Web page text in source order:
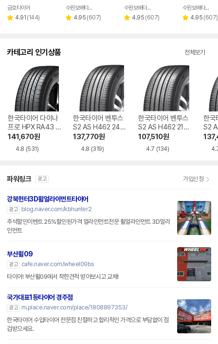
금호타이어
별 4.91 리
(144)
페이
수원보배타이어
별 4.95 리
(607)
페이
수원보배타이어
별 4.95 리
(607)
수원보배타이어
별 4.95 리
(607)
카테고리 인기상품 전체보기
한국타이어 다이나
프로 HPX RA43 2
35/55R19
141,670원
4.8 (531)
한국타이어 벤투스
S2 AS H462 245/
45R18
137,770원
4.8 (319)
한국타이어 벤투스
S2 AS H462 215/
55R17
107,510원
4.7 (134)
한국
S2
파워링크 광고 가입신청
강북헌터3D휠얼라이먼트타이어
광고
blog.naver.com/kbhunter2
추석할인이벤트 25%할인된가격 얼라인먼트전문 휠얼라인먼트 3D얼라
인먼트
부산휠09
광고
cafe.naver.com/wheel09bs
타이어! 부산휠09에서 착한견적 받아보시고 교체!
국가대표1등타이어 경주점
광고
m.place.naver.com/place/1808897353/
한국타이어 수입타이어 전문점 친절하고 합리적인 가격으로 부담없이 점
검받으세요.